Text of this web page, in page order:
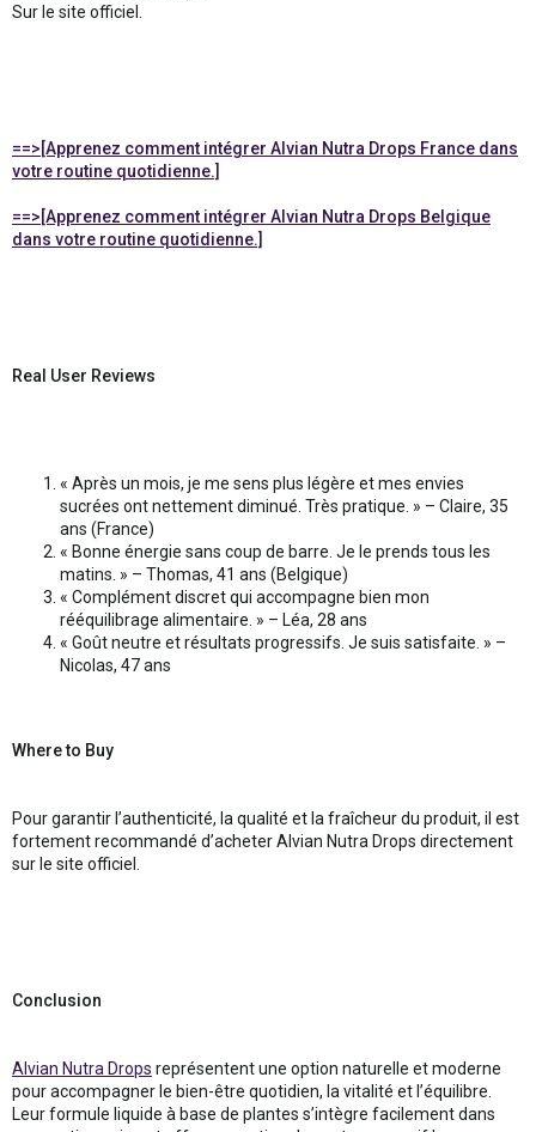
Sur le site officiel.
==>[Apprenez comment intégrer Alvian Nutra Drops France dans
votre routine quotidienne.]
==>[Apprenez comment intégrer Alvian Nutra Drops Belgique
dans votre routine quotidienne.]
Real User Reviews
« Après un mois, je me sens plus légère et mes envies
sucrées ont nettement diminué. Très pratique. » – Claire, 35
ans (France)
« Bonne énergie sans coup de barre. Je le prends tous les
matins. » – Thomas, 41 ans (Belgique)
« Complément discret qui accompagne bien mon
rééquilibrage alimentaire. » – Léa, 28 ans
« Goût neutre et résultats progressifs. Je suis satisfaite. » –
Nicolas, 47 ans
Where to Buy
Pour garantir l’authenticité, la qualité et la fraîcheur du produit, il est
fortement recommandé d’acheter Alvian Nutra Drops directement
sur le site officiel.
Conclusion
Alvian Nutra Drops représentent une option naturelle et moderne
pour accompagner le bien-être quotidien, la vitalité et l’équilibre.
Leur formule liquide à base de plantes s’intègre facilement dans